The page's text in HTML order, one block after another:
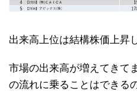
出来高上位は結構株価上昇
市場の出来高が増えてきて
の流れに乗ることはできる